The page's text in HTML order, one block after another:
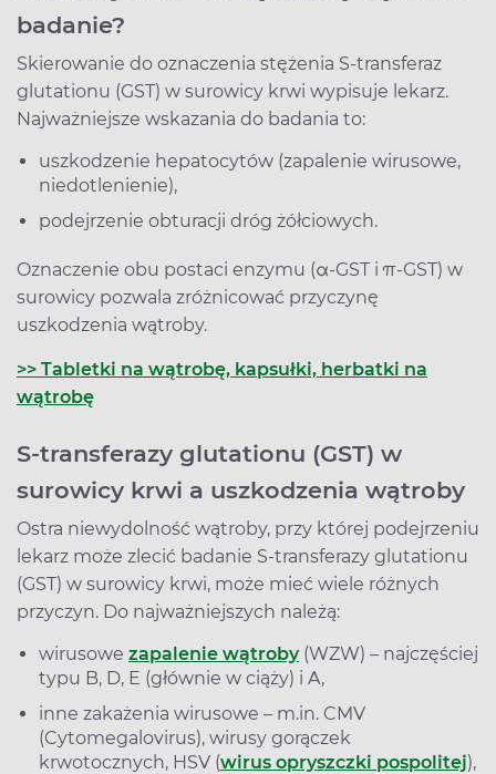
badanie?
Skierowanie do oznaczenia stężenia S-transferaz
glutationu (GST) w surowicy krwi wypisuje lekarz.
Najważniejsze wskazania do badania to:
uszkodzenie hepatocytów (zapalenie wirusowe,
niedotlenienie),
podejrzenie obturacji dróg żółciowych.
Oznaczenie obu postaci enzymu (α-GST i π-GST) w
surowicy pozwala zróżnicować przyczynę
uszkodzenia wątroby.
>> Tabletki na wątrobę, kapsułki, herbatki na
wątrobę
S-transferazy glutationu (GST) w
surowicy krwi a uszkodzenia wątroby
Ostra niewydolność wątroby, przy której podejrzeniu
lekarz może zlecić badanie S-transferazy glutationu
(GST) w surowicy krwi, może mieć wiele różnych
przyczyn. Do najważniejszych należą:
wirusowe zapalenie wątroby(WZW) – najczęściej
typu B, D, E (głównie w ciąży) i A,
inne zakażenia wirusowe – m.in. CMV
(Cytomegalovirus), wirusy gorączek
krwotocznych, HSV (wirus opryszczki pospolitej),